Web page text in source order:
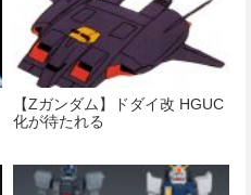
【Ζガンダム】ドダイ改 HGUC
化が待たれる